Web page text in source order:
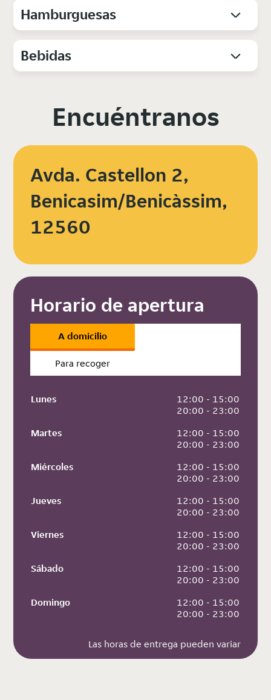
Hamburguesas
Bebidas
Encuéntranos
Avda. Castellon 2,
Benicasim/Benicàssim,
12560
Horario de apertura
A domicilio
Para recoger
Lunes
12:00 - 15:00
20:00 - 23:00
Martes
12:00 - 15:00
20:00 - 23:00
Miércoles
12:00 - 15:00
20:00 - 23:00
Jueves
12:00 - 15:00
20:00 - 23:00
Viernes
12:00 - 15:00
20:00 - 23:00
Sábado
12:00 - 15:00
20:00 - 23:00
Domingo
12:00 - 15:00
20:00 - 23:00
Las horas de entrega pueden variar